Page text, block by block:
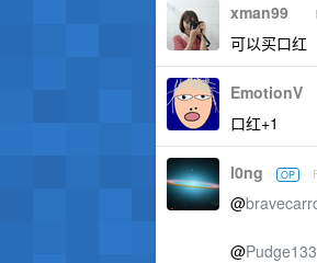
xman99
可以买口红
EmotionV
口红+1
l0ng OP
@
@